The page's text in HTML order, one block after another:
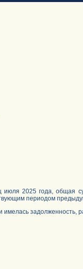
июля 2025 года, общая
периодом
имелась